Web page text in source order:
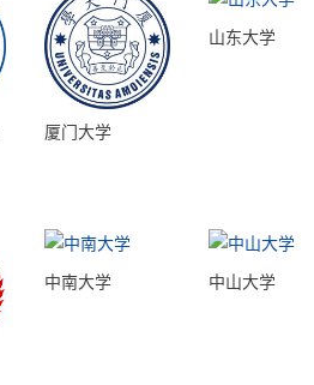
厦门大学
山东大学
中南大学 中山大学